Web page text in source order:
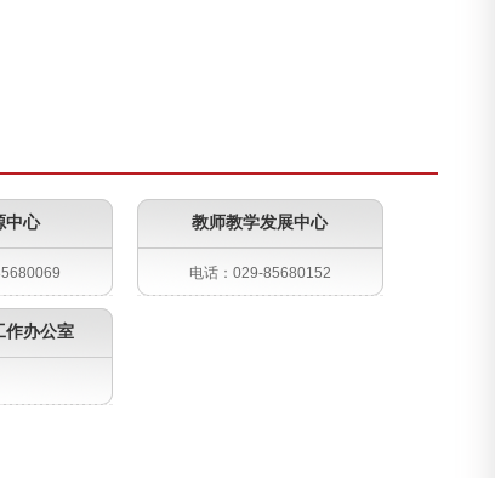
中心 教师教学发展中心
电话：029-85680152
作办公室